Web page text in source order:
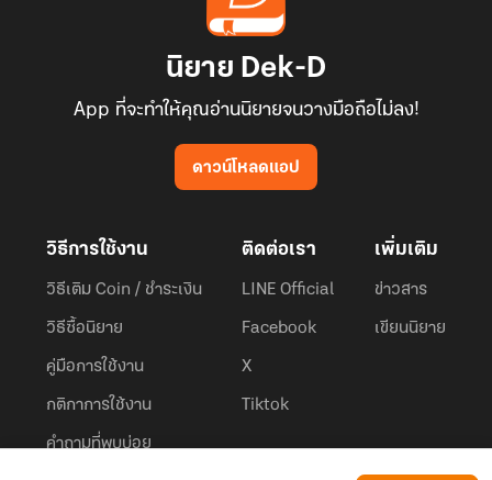
นิยาย Dek-D
App ที่จะทำให้คุณอ่านนิยายจนวางมือถือไม่ลง!
ดาวน์โหลดแอป
วิธีการใช้งาน
วิธีเติม Coin / ชำระเงิน
วิธีซื้อนิยาย
คู่มือการใช้งาน
กติกาการใช้งาน
คำถามที่พบบ่อย
ติดต่อเรา
LINE Official
Facebook
X
Tiktok
เพิ่มเติม
ข่าวสาร
เขียนนิยาย